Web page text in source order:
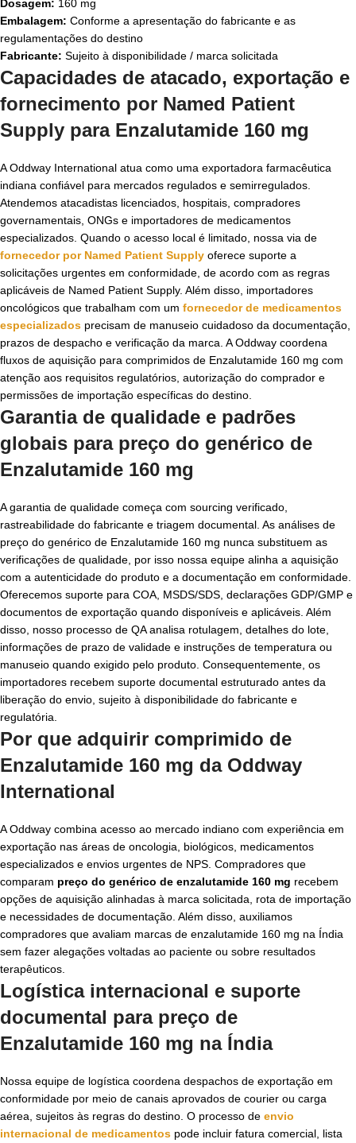
Dosagem: 160 mg
Embalagem: Conforme a apresentação do fabricante e as
regulamentações do destino
Fabricante: Sujeito à disponibilidade / marca solicitada
Capacidades de atacado, exportação e
fornecimento por Named Patient
Supply para Enzalutamide 160 mg
A Oddway International atua como uma exportadora farmacêutica
indiana confiável para mercados regulados e semirregulados.
Atendemos atacadistas licenciados, hospitais, compradores
governamentais, ONGs e importadores de medicamentos
especializados. Quando o acesso local é limitado, nossa via de
fornecedor por Named Patient Supply oferece suporte a
solicitações urgentes em conformidade, de acordo com as regras
aplicáveis de Named Patient Supply. Além disso, importadores
oncológicos que trabalham com um fornecedor de medicamentos
especializados precisam de manuseio cuidadoso da documentação,
prazos de despacho e verificação da marca. A Oddway coordena
fluxos de aquisição para comprimidos de Enzalutamide 160 mg com
atenção aos requisitos regulatórios, autorização do comprador e
permissões de importação específicas do destino.
Garantia de qualidade e padrões
globais para preço do genérico de
Enzalutamide 160 mg
A garantia de qualidade começa com sourcing verificado,
rastreabilidade do fabricante e triagem documental. As análises de
preço do genérico de Enzalutamide 160 mg nunca substituem as
verificações de qualidade, por isso nossa equipe alinha a aquisição
com a autenticidade do produto e a documentação em conformidade.
Oferecemos suporte para COA, MSDS/SDS, declarações GDP/GMP e
documentos de exportação quando disponíveis e aplicáveis. Além
disso, nosso processo de QA analisa rotulagem, detalhes do lote,
informações de prazo de validade e instruções de temperatura ou
manuseio quando exigido pelo produto. Consequentemente, os
importadores recebem suporte documental estruturado antes da
liberação do envio, sujeito à disponibilidade do fabricante e
regulatória.
Por que adquirir comprimido de
Enzalutamide 160 mg da Oddway
International
A Oddway combina acesso ao mercado indiano com experiência em
exportação nas áreas de oncologia, biológicos, medicamentos
especializados e envios urgentes de NPS. Compradores que
comparam preço do genérico de enzalutamide 160 mg recebem
opções de aquisição alinhadas à marca solicitada, rota de importação
e necessidades de documentação. Além disso, auxiliamos
compradores que avaliam marcas de enzalutamide 160 mg na Índia
sem fazer alegações voltadas ao paciente ou sobre resultados
terapêuticos.
Logística internacional e suporte
documental para preço de
Enzalutamide 160 mg na Índia
Nossa equipe de logística coordena despachos de exportação em
conformidade por meio de canais aprovados de courier ou carga
aérea, sujeitos às regras do destino. O processo de envio
internacional de medicamentos pode incluir fatura comercial, lista